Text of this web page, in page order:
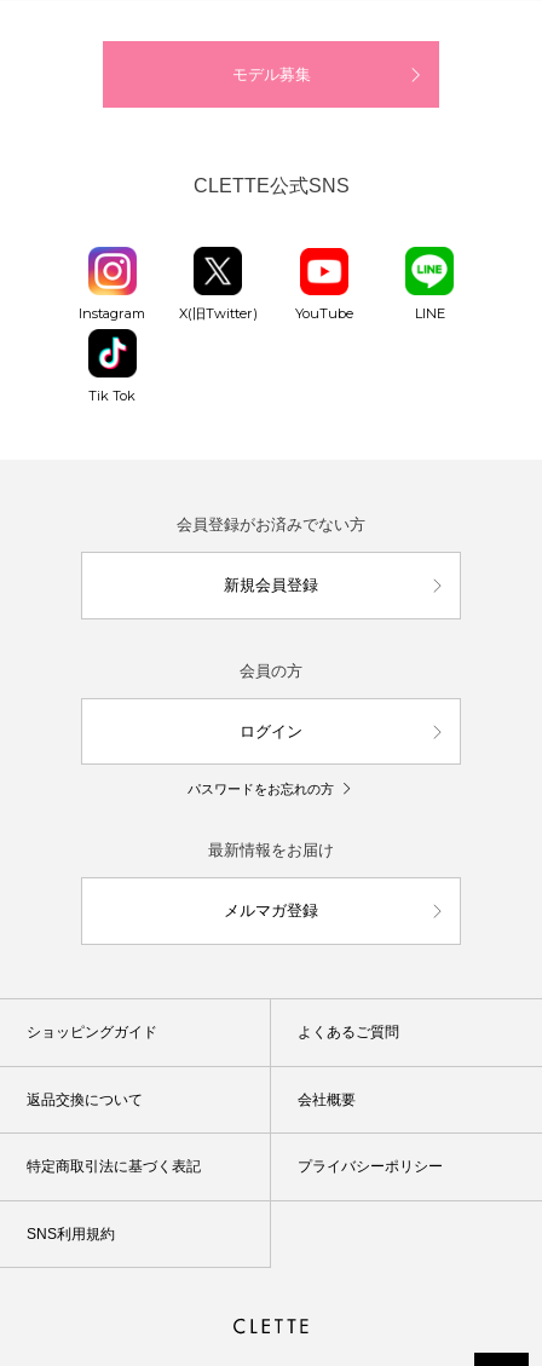
モデル募集
CLETTE公式SNS
Instagram X(旧Twitter) YouTube LINE
Tik Tok
会員登録がお済みでない方
新規会員登録
会員の方
ログイン
パスワードをお忘れの方
最新情報をお届け
メルマガ登録
ショッピングガイド よくあるご質問
返品交換について 会社概要
特定商取引法に基づく表記 プライバシーポリシー
SNS利用規約